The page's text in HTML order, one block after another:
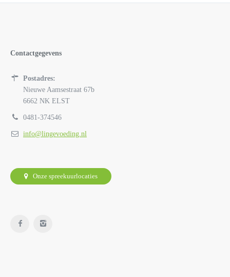
Contactgegevens
Postadres:
Nieuwe Aamsestraat 67b
6662 NK ELST
0481-374546
info@lingevoeding.nl
Onze spreekuurlocaties